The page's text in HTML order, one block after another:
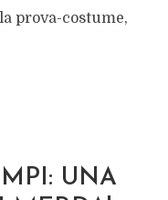
prova-costume,
UNA